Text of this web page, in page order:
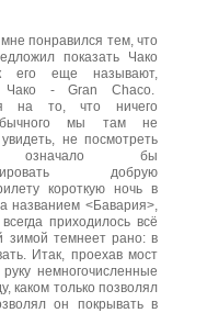
понравился тем, что
показать Чако
его еще называют,
Чако - Gran Chaco.
на то, что ничего
мы там не
не посмотреть
означало бы
добрую
короткую ночь в
названием <Бавария>,
приходилось всё
зимой темнеет рано: в
Итак, проехав мост
немногочисленные
каком только позволял
он покрывать в